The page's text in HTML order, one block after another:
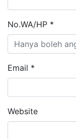
No.WA/HP *
Email *
Website